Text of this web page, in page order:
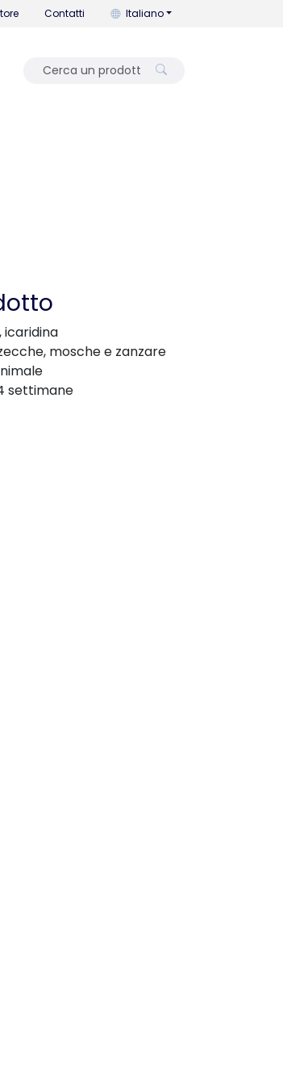
Contatti Puoi cambiare la lingua con
Italiano
icaridina
mosche e zanzare
settimane